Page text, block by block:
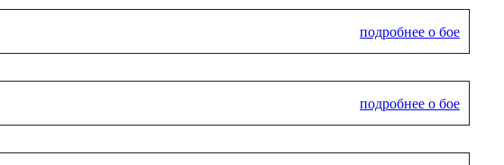
подробнее о бое
подробнее о бое